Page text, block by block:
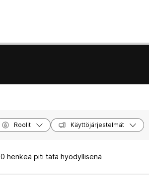
Roolit Käyttöjärjestelmät
0 henkeä piti tätä hyödyllisenä